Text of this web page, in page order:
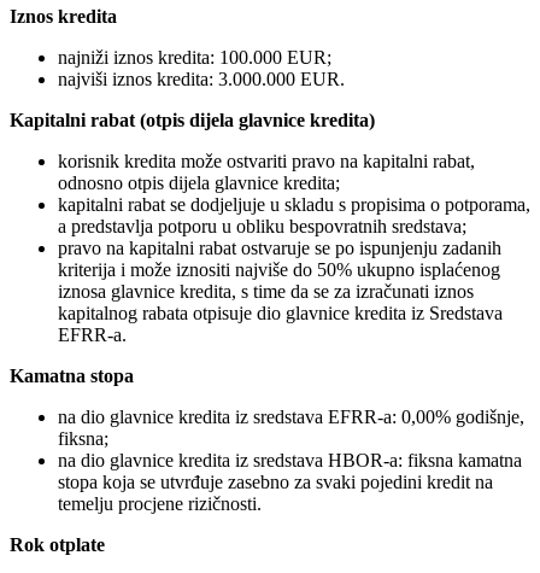
Iznos kredita
najniži iznos kredita: 100.000 EUR;
najviši iznos kredita: 3.000.000 EUR.
Kapitalni rabat (otpis dijela glavnice kredita)
korisnik kredita može ostvariti pravo na kapitalni rabat,
odnosno otpis dijela glavnice kredita;
kapitalni rabat se dodjeljuje u skladu s propisima o potporama,
a predstavlja potporu u obliku bespovratnih sredstava;
pravo na kapitalni rabat ostvaruje se po ispunjenju zadanih
kriterija i može iznositi najviše do 50% ukupno isplaćenog
iznosa glavnice kredita, s time da se za izračunati iznos
kapitalnog rabata otpisuje dio glavnice kredita iz Sredstava
EFRR-a.
Kamatna stopa
na dio glavnice kredita iz sredstava EFRR-a: 0,00% godišnje,
fiksna;
na dio glavnice kredita iz sredstava HBOR-a: fiksna kamatna
stopa koja se utvrđuje zasebno za svaki pojedini kredit na
temelju procjene rizičnosti.
Rok otplate